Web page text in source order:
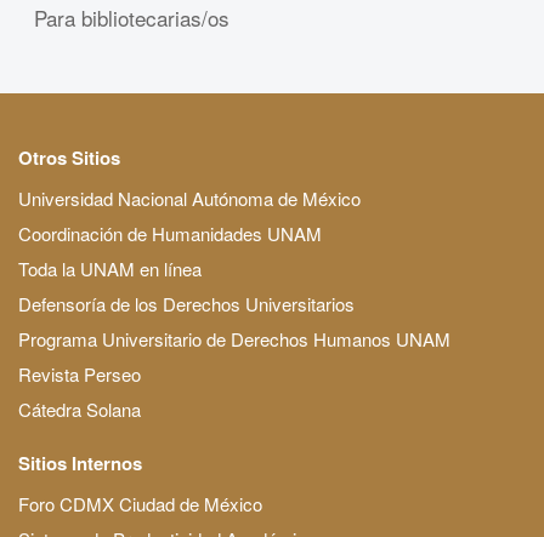
Para bibliotecarias/os
Otros Sitios
Universidad Nacional Autónoma de México
Coordinación de Humanidades UNAM
Toda la UNAM en línea
Defensoría de los Derechos Universitarios
Programa Universitario de Derechos Humanos UNAM
Revista Perseo
Cátedra Solana
Sitios Internos
Foro CDMX Ciudad de México